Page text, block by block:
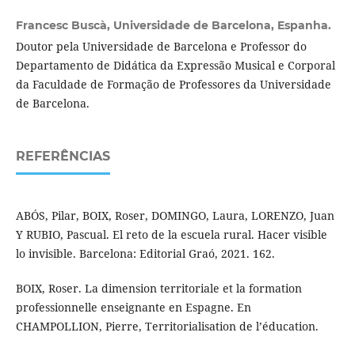
Francesc Buscà, Universidade de Barcelona, Espanha.
Doutor pela Universidade de Barcelona e Professor do
Departamento de Didática da Expressão Musical e Corporal
da Faculdade de Formação de Professores da Universidade
de Barcelona.
REFERÊNCIAS
ABÓS, Pilar, BOIX, Roser, DOMINGO, Laura, LORENZO, Juan
Y RUBIO, Pascual. El reto de la escuela rural. Hacer visible
lo invisible. Barcelona: Editorial Graó, 2021. 162.
BOIX, Roser. La dimension territoriale et la formation
professionnelle enseignante en Espagne. En
CHAMPOLLION, Pierre, Territorialisation de l’éducation.